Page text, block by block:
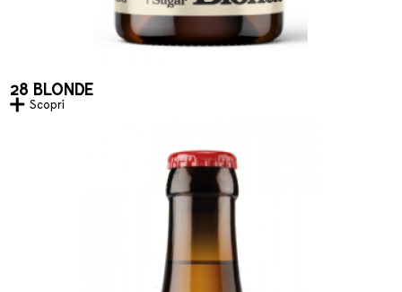
28 BLONDE
Scopri